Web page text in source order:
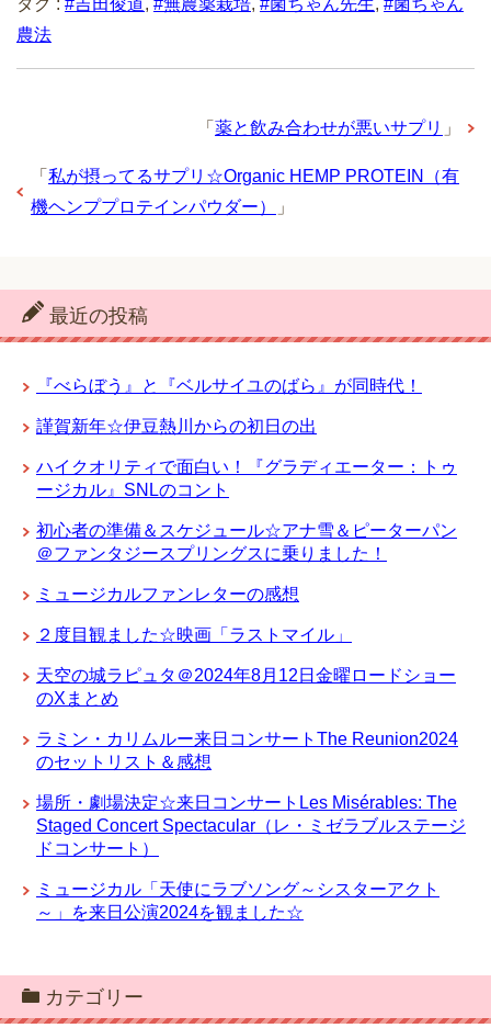
タグ : #吉田俊道 , #無農薬栽培, #菌ちゃん先生, #菌ちゃん
農法
「 薬と飲み合わせが悪いサプリ 」
「 私が摂ってるサプリ☆Organic HEMP PROTEIN（有
機ヘンププロテインパウダー）
」
最近の投稿
『べらぼう』と『ベルサイユのばら』が同時代！
謹賀新年☆伊豆熱川からの初日の出
ハイクオリティで面白い！『グラディエーター：トゥ
ージカル』SNLのコント
初心者の準備＆スケジュール☆アナ雪＆ピーターパン
＠ファンタジースプリングスに乗りました！
ミュージカルファンレターの感想
２度目観ました☆映画「ラストマイル」
天空の城ラピュタ＠2024年8月12日金曜ロードショー
のXまとめ
ラミン・カリムルー来日コンサートThe Reunion2024
のセットリスト＆感想
場所・劇場決定☆来日コンサートLes Misérables: The
Staged Concert Spectacular（レ・ミゼラブルステージ
ドコンサート）
ミュージカル「天使にラブソング～シスターアクト
～」を来日公演2024を観ました☆
カテゴリー